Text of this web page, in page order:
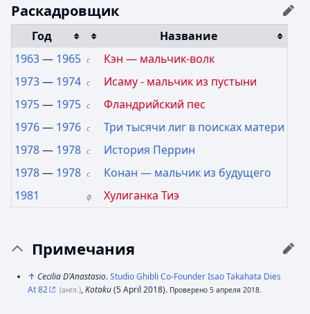
Раскадровщик
Год
Название
1963— 1965 с
Кэн — мальчик-волк
1973— 1974 с
Исаму - мальчик из пустыни
1975— 1975 с
Фландрийский пес
1976— 1976 с
Три тысячи лиг в поисках матери
1978— 1978 с
История Перрин
1978— 1978 с
Конан — мальчик из будущего
1981
ф Хулиганка Тиэ
Примечания
↑ Cecilia D'Anastasio.Studio Ghibli Co-Founder Isao Takahata Dies
At 82
(англ.),Kotaku(5 April 2018). Проверено 5 апреля 2018.